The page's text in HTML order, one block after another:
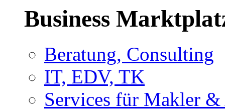
Business
Beratung, Consulting
IT, EDV, TK
Services für Makler &